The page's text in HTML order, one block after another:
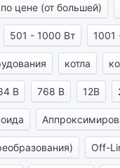
по цене (от большей)
501 - 1000 Вт 1001
котла
В 768 В 12В
Off-